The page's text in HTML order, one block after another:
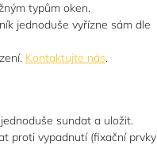
typům oken.
jednoduše vyřízne sám dle
Kontaktujte nás.
sundat a uložit.
proti vypadnutí (fixační prvky